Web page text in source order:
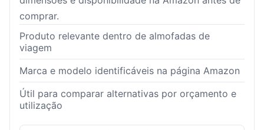
comprar.
Produto relevante dentro de almofadas de
viagem
Marca e modelo identificáveis na página Amazon
Útil para comparar alternativas por orçamento e
utilização